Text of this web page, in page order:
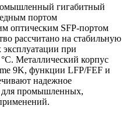
гигабитный
портом
оптическим SFP-портом
рассчитано на стабильную
эксплуатации при
Металлический корпус
9K, функции LFP/FEF и
надежное
для промышленных,